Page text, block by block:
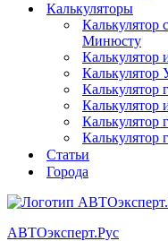
Калькуляторы
Калькулятор
Минюсту
Калькулятор
Калькулятор
Калькулятор
Калькулятор
Калькулятор
Статьи
Города
АВТОэксперт.Рус